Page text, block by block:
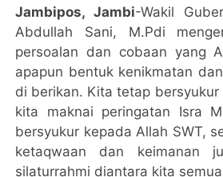
Jambipos, Jambi-Wakil
Abdullah Sani, M.Pdi
persoalan dan cobaan yang
apapun bentuk kenikmatan
di berikan. Kita tetap bersyukur
kita maknai peringatan Isra
bersyukur kepada Allah SWT,
ketaqwaan dan keimanan
silaturrahmi diantara kita